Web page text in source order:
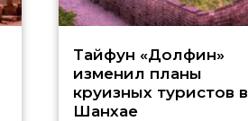
Тайфун «Долфин»
изменил планы
круизных туристов в
Шанхае